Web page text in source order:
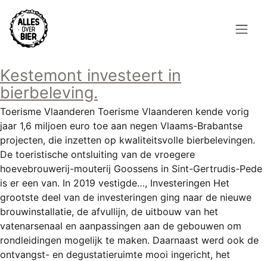
Overslaan
en
naar
gaan
Topmenu
INLOGGEN
Hoofdnavigatie
HOME
BLOG
AANBOD
AGENDA
CONTACT
Kestemont investeert in
bierbeleving.
Toerisme Vlaanderen Toerisme Vlaanderen kende vorig
jaar 1,6 miljoen euro toe aan negen Vlaams-Brabantse
projecten, die inzetten op kwaliteitsvolle bierbelevingen.
De toeristische ontsluiting van de vroegere
hoevebrouwerij-mouterij Goossens in Sint-Gertrudis-Pede
is er een van. In 2019 vestigde…, Investeringen Het
grootste deel van de investeringen ging naar de nieuwe
brouwinstallatie, de afvullijn, de uitbouw van het
vatenarsenaal en aanpassingen aan de gebouwen om
rondleidingen mogelijk te maken. Daarnaast werd ook de
ontvangst- en degustatieruimte mooi ingericht, het